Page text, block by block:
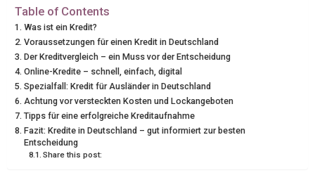
T
T
E
R
)
O
K
E
S
T
I
Table of Contents
Was ist ein Kredit?
Voraussetzungen für einen Kredit in Deutschland
Der Kreditvergleich – ein Muss vor der Entscheidung
Online-Kredite – schnell, einfach, digital
Spezialfall: Kredit für Ausländer in Deutschland
Achtung vor versteckten Kosten und Lockangeboten
Tipps für eine erfolgreiche Kreditaufnahme
Fazit: Kredite in Deutschland – gut informiert zur besten
Entscheidung
Share this post: